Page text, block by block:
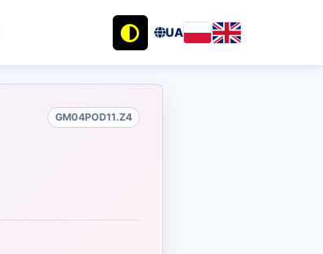
UA
GM04POD11.Z4